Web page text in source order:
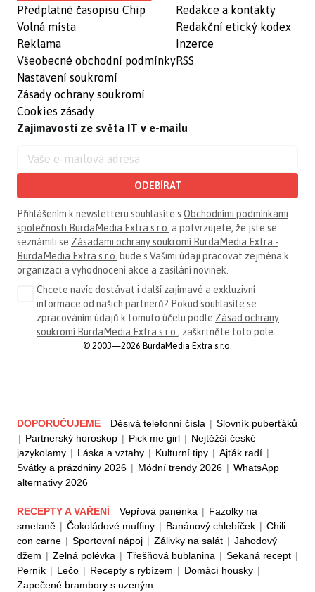
Předplatné časopisu Chip
Volná místa
Reklama
Všeobecné obchodní podmínky
Nastavení soukromí
Zásady ochrany soukromí
Cookies zásady
Redakce a kontakty
Redakční etický kodex
Inzerce
RSS
Zajímavosti ze světa IT v e-mailu
ODEBÍRAT
Přihlášením k newsletteru souhlasíte s Obchodními podmínkami
společnosti BurdaMedia Extra s.r.o. a potvrzujete, že jste se
seznámili se Zásadami ochrany soukromí BurdaMedia Extra -
BurdaMedia Extra s.r.o. bude s Vašimi údaji pracovat zejména k
organizaci a vyhodnocení akce a zasílání novinek.
Chcete navíc dostávat i další zajímavé a exkluzivní
informace od našich partnerů? Pokud souhlasíte se
zpracováním údajů k tomuto účelu podle Zásad ochrany
soukromí BurdaMedia Extra s.r.o. , zaškrtněte toto pole.
© 2003—2026 BurdaMedia Extra s.r.o.
DOPORUČUJEME Děsivá telefonní čísla | Slovník puberťáků
| Partnerský horoskop | Pick me girl | Nejtěžší české
jazykolamy | Láska a vztahy | Kulturní tipy | Ajťák radí |
Svátky a prázdniny 2026 | Módní trendy 2026 | WhatsApp
alternativy 2026
RECEPTY A VAŘENÍ Vepřová panenka | Fazolky na
smetaně | Čokoládové muffiny | Banánový chlebíček | Chili
con carne | Sportovní nápoj | Zálivky na salát | Jahodový
džem | Zelná polévka | Třešňová bublanina | Sekaná recept |
Perník | Lečo | Recepty s rybízem | Domácí housky |
Zapečené brambory s uzeným